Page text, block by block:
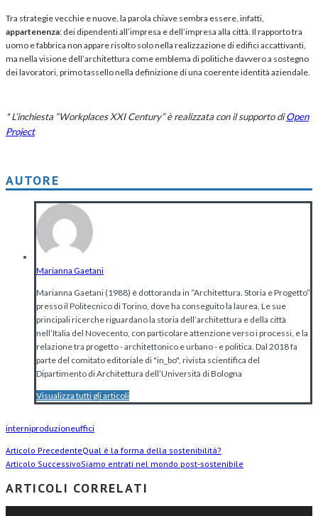
Tra strategie vecchie e nuove, la parola chiave sembra essere, infatti,
appartenenza: dei dipendenti all’impresa e dell’impresa alla città. Il rapporto tra
uomo e fabbrica non appare risolto solo nella realizzazione di edifici accattivanti,
ma nella visione dell’architettura come emblema di politiche davvero a sostegno
dei lavoratori, primo tassello nella definizione di una coerente identità aziendale.
* L’inchiesta “Workplaces XXI Century” è realizzata con il supporto diOpen
Project
AUTORE
Marianna Gaetani
Marianna Gaetani (1988) è dottoranda in “Architettura. Storia e Progetto”
presso il Politecnico di Torino, dove ha conseguito la laurea. Le sue
principali ricerche riguardano la storia dell’architettura e della città
nell’Italia del Novecento, con particolare attenzione verso i processi, e la
relazione tra progetto - architettonico e urbano - e politica. Dal 2018 fa
parte del comitato editoriale di "in_bo", rivista scientifica del
Dipartimento di Architettura dell’Università di Bologna
Visualizza tutti gli articoli
interniproduzioneuffici
Articolo PrecedenteQual è la forma della sostenibilità?
Articolo SuccessivoSiamo entrati nel mondo post-sostenibile
ARTICOLI CORRELATI